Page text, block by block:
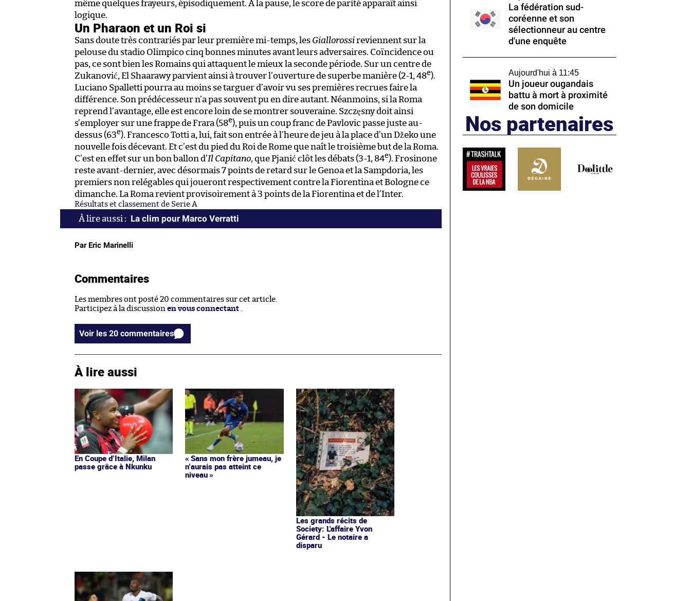
même quelques frayeurs, épisodiquement. À la pause, le score de parité apparaît ainsi
logique.
Un Pharaon et un Roi si
Sans doute très contrariés par leur première mi-temps, les Giallorossireviennent sur la
pelouse du stadio Olimpico cinq bonnes minutes avant leurs adversaires. Coïncidence ou
pas, ce sont bien les Romains qui attaquent le mieux la seconde période. Sur un centre de
Zukanović, El Shaarawy parvient ainsi à trouver l’ouverture de superbe manière (2-1, 48e).
Luciano Spalletti pourra au moins se targuer d’avoir vu ses premières recrues faire la
différence. Son prédécesseur n’a pas souvent pu en dire autant. Néanmoins, si la Roma
reprend l’avantage, elle est encore loin de se montrer souveraine. Szczęsny doit ainsi
s’employer sur une frappe de Frara (58e), puis un coup franc de Pavlovic passe juste au-
dessus (63e). Francesco Totti a, lui, fait son entrée à l’heure de jeu à la place d’un Džeko une
nouvelle fois décevant. Et c’est du pied du Roi de Rome que naît le troisième but de la Roma.
C’est en effet sur un bon ballon d’Il Capitano, que Pjanić clôt les débats (3-1, 84e). Frosinone
reste avant-dernier, avec désormais 7 points de retard sur le Genoa et la Sampdoria, les
premiers non relégables qui joueront respectivement contre la Fiorentina et Bologne ce
dimanche. La Roma revient provisoirement à 3 points de la Fiorentina et de l’Inter.
Résultats et classement de Serie A
La clim pour Marco Verratti
Par Eric Marinelli
Commentaires
Les membres ont posté 20 commentaires sur cet article.
Participez à la discussion en vous connectant
Voir les 20 commentaires
À lire aussi
En Coupe d’Italie, Milan
passe grâce à Nkunku
« Sans mon frère jumeau, je
n’aurais pas atteint ce
niveau »
Les grands récits de
Society: L'affaire Yvon
Gérard - Le notaire a
disparu
La fédération sud-
coréenne et son
sélectionneur au centre
d'une enquête
Aujourd'hui à 11:45
Un joueur ougandais
battu à mort à proximité
de son domicile
Nos partenaires